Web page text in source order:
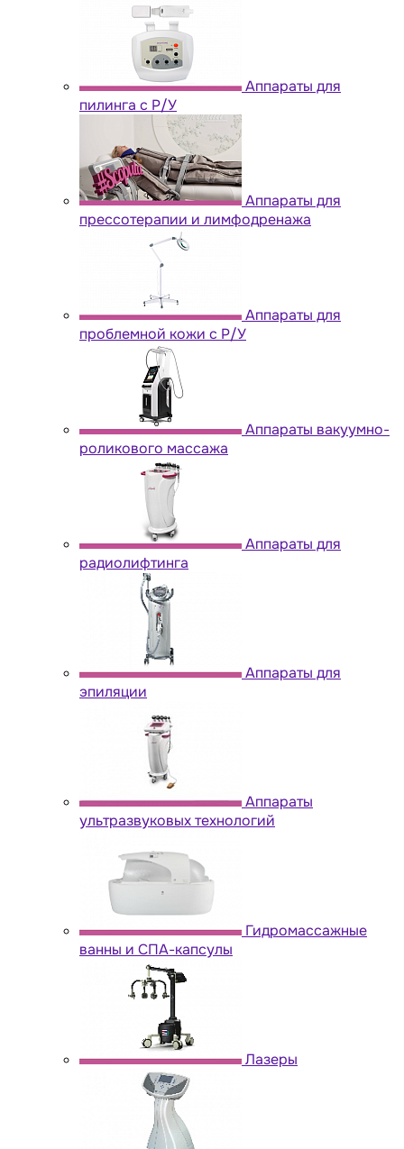
Аппараты для
пилинга с Р/У
Аппараты для
прессотерапии и лимфодренажа
Аппараты для
проблемной кожи с Р/У
Аппараты вакуумно-
роликового массажа
Аппараты для
радиолифтинга
Аппараты для
эпиляции
Аппараты
ультразвуковых технологий
Гидромассажные
ванны и СПА-капсулы
Лазеры